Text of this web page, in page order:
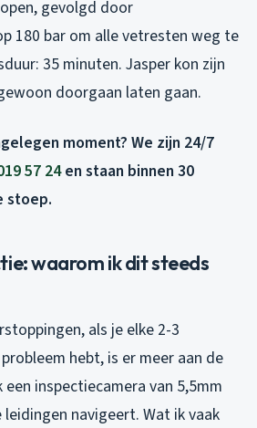
gevolgd door
180 bar om alle vetresten weg te
35 minuten. Jasper kon zijn
doorgaan laten gaan.
moment? We zijn 24/7
57 24en staan binnen 30
stoep.
waarom ik dit steeds
als je elke 2-3
hebt, is er meer aan de
een inspectiecamera van 5,5mm
navigeert. Wat ik vaak